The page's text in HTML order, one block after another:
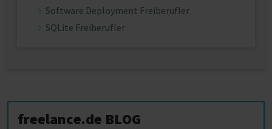
Software Deployment Freiberufler
SQLite Freiberufler
freelance.de BLOG